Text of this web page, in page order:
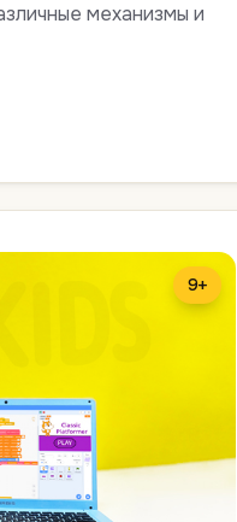
механизмы и
9+